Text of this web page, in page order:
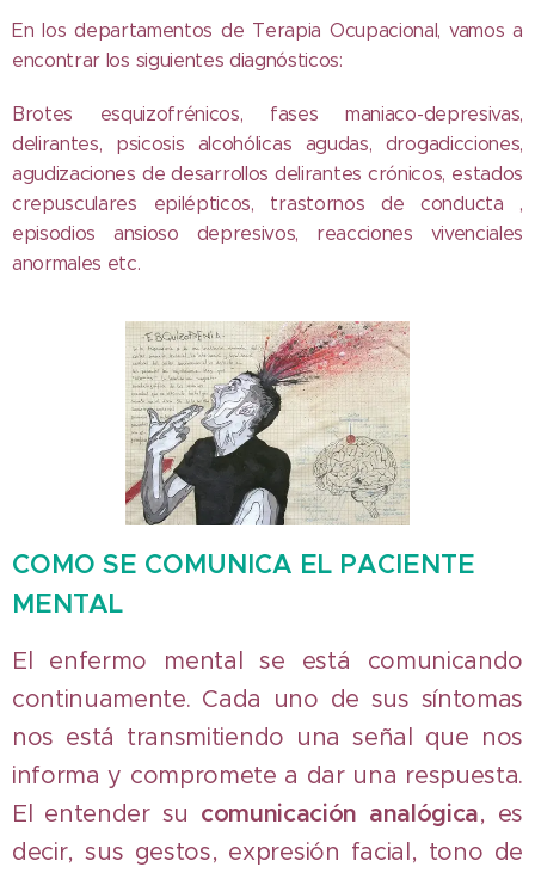
En los departamentos de Terapia Ocupacional, vamos a
encontrar los siguientes diagnósticos:
Brotes esquizofrénicos, fases maniaco-depresivas,
delirantes, psicosis alcohólicas agudas, drogadicciones,
agudizaciones de desarrollos delirantes crónicos, estados
crepusculares epilépticos, trastornos de conducta ,
episodios ansioso depresivos, reacciones vivenciales
anormales etc.
COMO SE COMUNICA EL PACIENTE
MENTAL
El enfermo mental se está comunicando
continuamente. Cada uno de sus síntomas
nos está transmitiendo una señal que nos
informa y compromete a dar una respuesta.
El entender su comunicación analógica, es
decir, sus gestos, expresión facial, tono de